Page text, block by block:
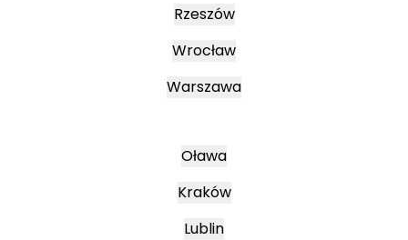
Rzeszów
Wrocław
Warszawa
Oława
Kraków
Lublin